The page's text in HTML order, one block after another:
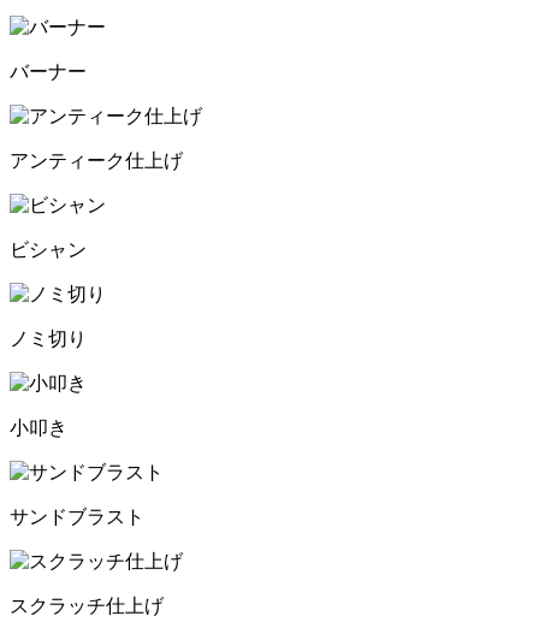
バーナー
アンティーク仕上げ
ビシャン
ノミ切り
小叩き
サンドブラスト
スクラッチ仕上げ